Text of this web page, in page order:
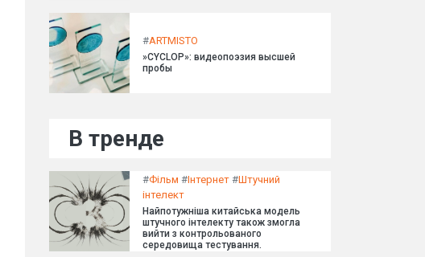
#ARTMISTO
»CYCLOP»: видеопоэзия высшей
пробы
В тренде
#Фільм #Інтернет #Штучний
інтелект
Найпотужніша китайська модель
штучного інтелекту також змогла
вийти з контрольованого
середовища тестування.